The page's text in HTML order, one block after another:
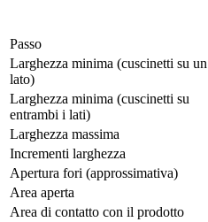
Passo
Larghezza minima (cuscinetti su un
lato)
Larghezza minima (cuscinetti su
entrambi i lati)
Larghezza massima
Incrementi larghezza
Apertura fori (approssimativa)
Area aperta
Area di contatto con il prodotto